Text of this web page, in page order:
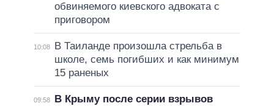
обвиняемого киевского адвоката с
приговором
10:08
В Таиланде произошла стрельба в
школе, семь погибших и как минимум
15 раненых
09:58
В Крыму после серии взрывов